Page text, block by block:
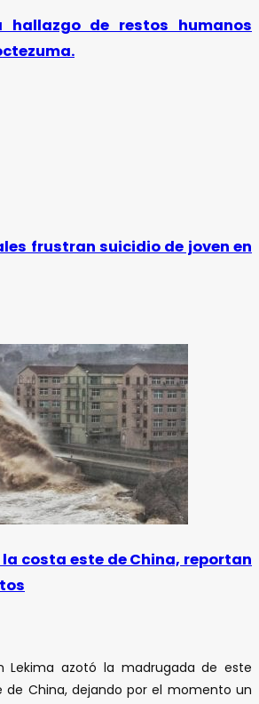
hallazgo de restos humanos
frustran suicidio de joven en
costa este de China, reportan
Lekima azotó la madrugada de este
de China, dejando por el momento un